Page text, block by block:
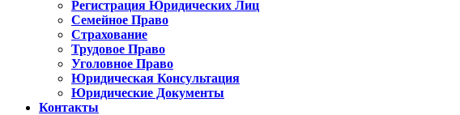
Регистрация Юридических Лиц
Семейное Право
Страхование
Трудовое Право
Уголовное Право
Юридическая Консультация
Юридические Документы
Контакты